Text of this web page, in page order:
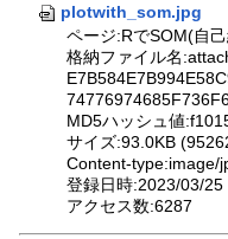
plotwith_som.jpg
ページ:RでSOM(自
格納ファイル名
MD5ハッシュ値
サイズ:93.0KB
Content-type:image/
登録日時:2023/03/25
アクセス数:6287